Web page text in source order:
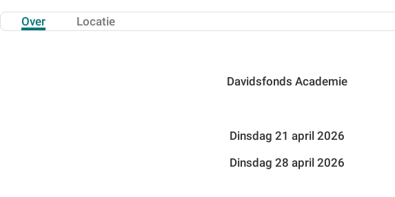
Over Locatie
Davidsfonds Academie
Dinsdag 21 april 2026
Dinsdag 28 april 2026